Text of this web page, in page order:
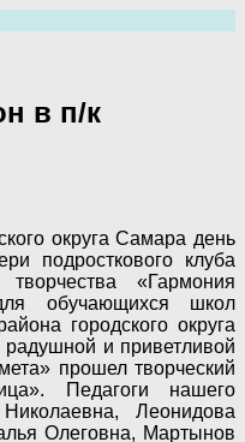
в п/к
округа Самара день
подросткового клуба
«Гармония
обучающихся школ
городского округа
и приветливой
прошел творческий
Педагоги нашего
Леонидова
Олеговна, Мартынов